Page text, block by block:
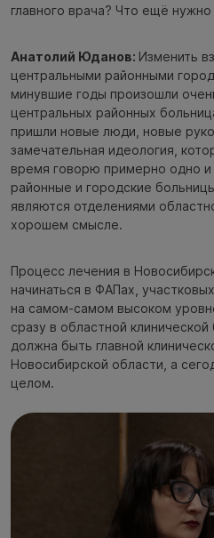
главного врача? Что ещё нужно
Анатолий Юданов: Изменить
центральными районными
минувшие годы произошли
центральных районных
пришли новые люди, новые
замечательная идеология,
время говорю примерно одно
районные и городские
являются отделениями
хорошем смысле.
Процесс лечения в
начинаться в ФАПах,
на самом-самом высоком
сразу в областной
должна быть главной
Новосибирской области, а
целом.